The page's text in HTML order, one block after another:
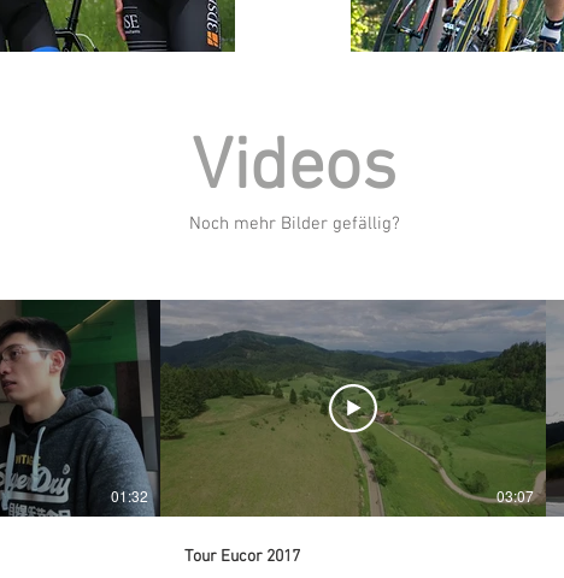
Videos
Noch mehr Bilder gefällig?
01:32 03:07
Tour Eucor 2017